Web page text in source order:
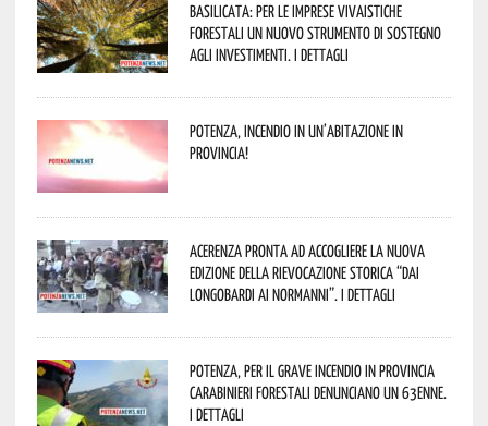
Basilicata: per le imprese vivaistiche
forestali un nuovo strumento di sostegno
agli investimenti. I dettagli
Potenza, incendio in un’abitazione in
provincia!
Acerenza pronta ad accogliere la nuova
edizione della rievocazione storica “Dai
Longobardi ai Normanni”. I dettagli
Potenza, per il grave incendio in Provincia
Carabinieri forestali denunciano un 63enne.
I dettagli